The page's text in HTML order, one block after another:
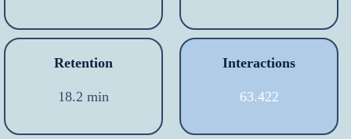
Retention
18.2 min
Interactions
63.422